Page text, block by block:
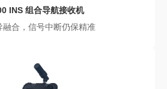
INS 组合导航接收机
融合，信号中断仍保精准